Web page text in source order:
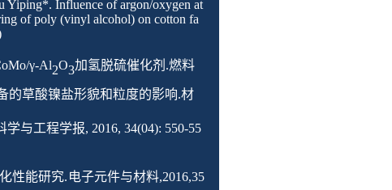
Yiping*. Influence of argon/oxygen at
of poly (vinyl alcohol) on cotton fa
γ-Al2O3加氢脱硫催化剂 .燃料
的草酸镍盐形貌和粒度的影响.材
学与工程学报, 2016, 34(04): 550-55
性能研究. 电子元件与材料,2016,35